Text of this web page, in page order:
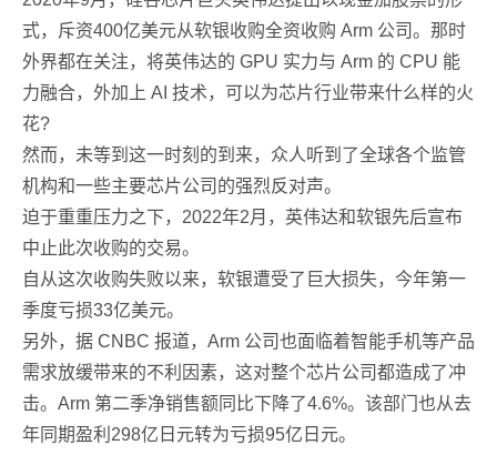
式，斥资400亿美元从软银收购全资收购 Arm 公司。那时
外界都在关注，将英伟达的 GPU 实力与 Arm 的 CPU 能
力融合，外加上 AI 技术，可以为芯片行业带来什么样的火
花?
然而，未等到这一时刻的到来，众人听到了全球各个监管
机构和一些主要芯片公司的强烈反对声。
迫于重重压力之下，2022年2月，英伟达和软银先后宣布
中止此次收购的交易。
自从这次收购失败以来，软银遭受了巨大损失，今年第一
季度亏损33亿美元。
另外，据 CNBC 报道，Arm 公司也面临着智能手机等产品
需求放缓带来的不利因素，这对整个芯片公司都造成了冲
击。Arm 第二季净销售额同比下降了4.6%。该部门也从去
年同期盈利298亿日元转为亏损95亿日元。